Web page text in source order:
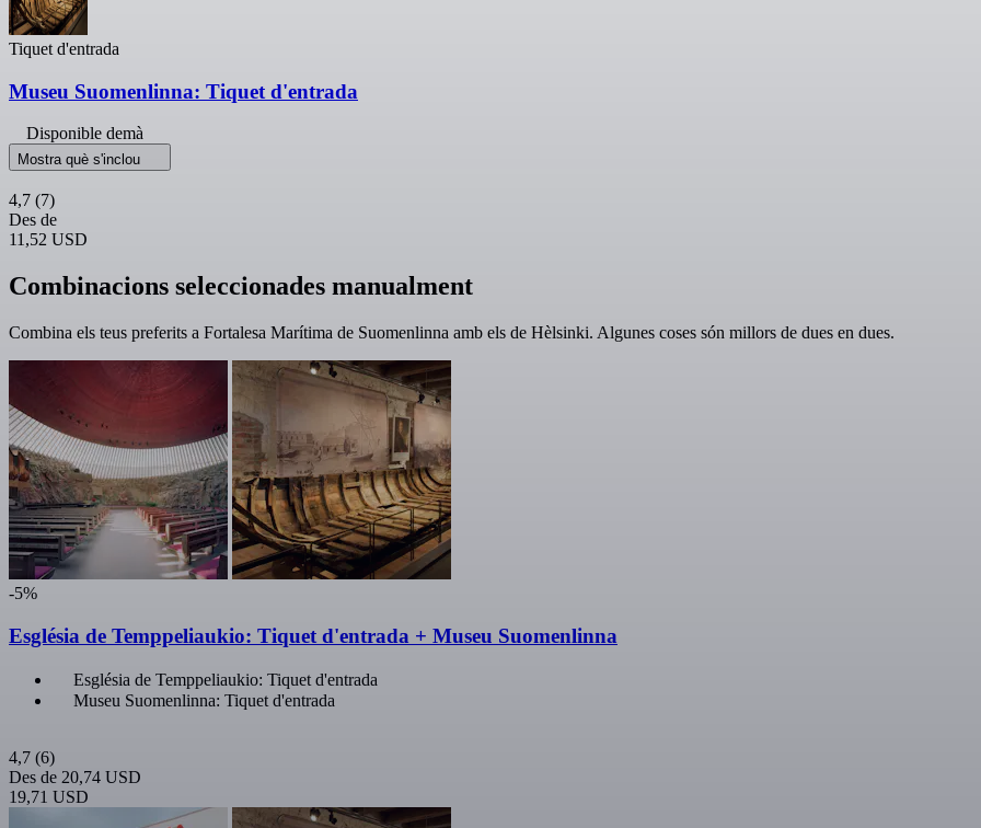
Tiquet d'entrada
Museu Suomenlinna: Tiquet d'entrada
Disponible demà
Mostra què s'inclou
4,7 (7)
Des de
11,52 USD
Combinacions seleccionades manualment
Combina els teus preferits a Fortalesa Marítima de Suomenlinna amb els de Hèlsinki. Algunes coses són millors de dues en dues.
-5%
Església de Temppeliaukio: Tiquet d'entrada + Museu Suomenlinna
Església de Temppeliaukio: Tiquet d'entrada
Museu Suomenlinna: Tiquet d'entrada
4,7 (6)
Des de 20,74 USD
19,71 USD